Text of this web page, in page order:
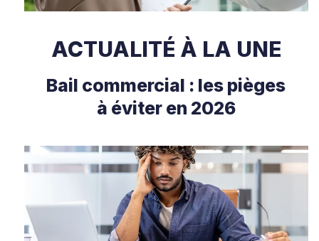
ACTUALITÉ À LA UNE
Bail commercial : les pièges
à éviter en 2026